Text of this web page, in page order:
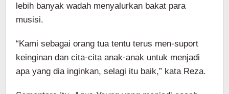
lebih banyak wadah menyalurkan bakat para
musisi.
“Kami sebagai orang tua tentu terus men-suport
keinginan dan cita-cita anak-anak untuk menjadi
apa yang dia inginkan, selagi itu baik,” kata Reza.